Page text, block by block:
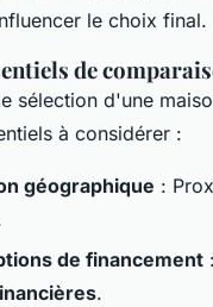
le choix final.
de
sélection d'une
à considérer :
géographique :
de financement
.